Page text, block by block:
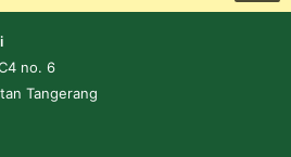
no. 6
Tangerang